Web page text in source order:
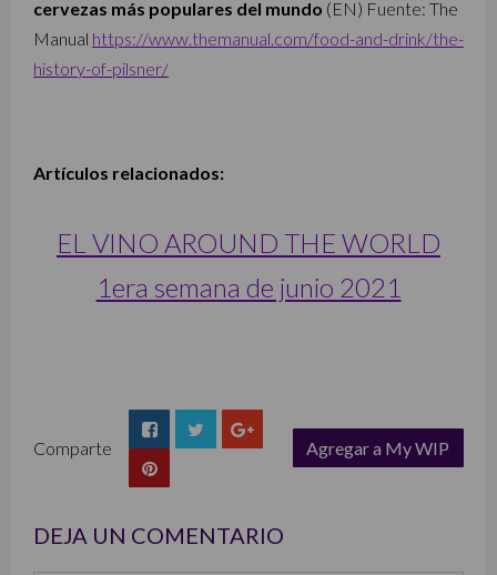
cervezas más populares del mundo (EN) Fuente: The
Manual https://www.themanual.com/food-and-drink/the-
history-of-pilsner/
Artículos relacionados:
EL VINO AROUND THE WORLD
1era semana de junio 2021
Comparte
Agregar a My WIP
DEJA UN COMENTARIO